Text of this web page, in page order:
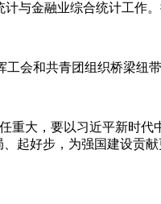
与金融业综合统计工作
会和共青团组织桥梁纽
重大，要以习近平新时
起好步，为强国建设贡献